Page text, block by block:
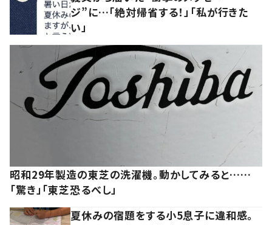
ジ”に…「絶対帰省する！」「私が行きた
い」
昭和29年製造の東芝の洗濯機。動かしてみると……
「驚き」「東芝恐るべし」
夏休みの宿題をする小5息子に違和感。